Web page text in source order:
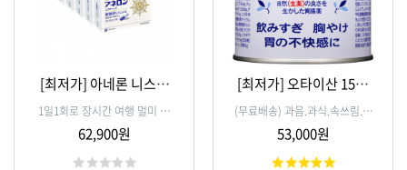
[최저가] 아네론 니스캡
10캡슐 (5개세트)
1일1회로 장시간 여행 멀미 예
탁월한 효과를 발군합니다
62,900원
[최저가] 오타이산 150g
(3개세트)
(무료배송) 과음.과식.속쓰림.불
쾌감.위통.소화불량,위산과다,식
욕부진.위복부팽만감,구토를 빠
르게 해결
53,000원